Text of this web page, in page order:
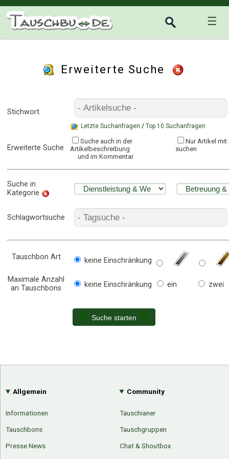
☰
Erweiterte Suche
Stichwort
Letzte Suchanfragen / Top 10 Suchanfragen
Erweiterte Suche
Suche auch in der
Artikelbeschreibung
und im Kommentar
Nur Artikel
suchen
Suche in
Kategorie
Schlagwortsuche
Tauschbon Art keine Einschränkung
Maximale Anzahl
an Tauschbons
keine Einschränkung ein zwei
Suche starten
Allgemein
Informationen
Tauschbons
Presse News
Community
Tauschianer
Tauschgruppen
Chat & Shoutbox